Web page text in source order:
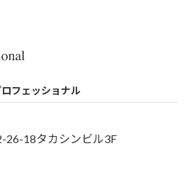
フェッショナル
26-18タカシンビル3F